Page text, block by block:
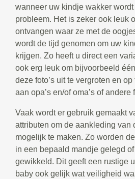
wanneer uw kindje wakker
probleem. Het is zeker ook leuk
ontvangen waar ze met de
wordt de tijd genomen om uw
krijgen. Zo heeft u direct een
ook erg leuk om bijvoorbeeld
deze foto’s uit te vergroten en
aan opa’s en/of oma’s of andere
Vaak wordt er gebruik gemaakt
attributen om de aankleding van
mogelijk te maken. Zo worden
in een bepaald mandje gelegd
gewikkeld. Dit geeft een rustige
baby ook gelijk wat veiligheid